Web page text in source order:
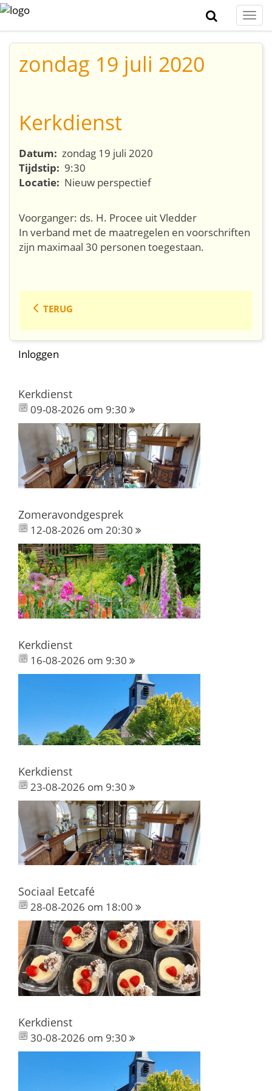
zondag 19 juli 2020
Kerkdienst
Datum: zondag 19 juli 2020
Tijdstip: 9:30
Locatie: Nieuw perspectief
Voorganger: ds. H. Procee uit Vledder
In verband met de maatregelen en voorschriften
zijn maximaal 30 personen toegestaan.
TERUG
Inloggen
Kerkdienst
09-08-2026 om 9:30
Zomeravondgesprek
12-08-2026 om 20:30
Kerkdienst
16-08-2026 om 9:30
Kerkdienst
23-08-2026 om 9:30
Sociaal Eetcafé
28-08-2026 om 18:00
Kerkdienst
30-08-2026 om 9:30